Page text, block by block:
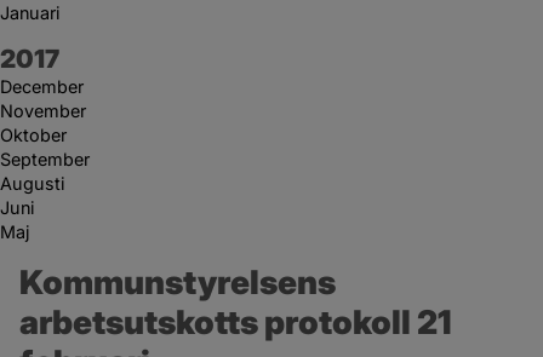
Januari
År:
2017
December
November
Oktober
September
Augusti
Juni
Maj
Kommunstyrelsens
arbetsutskotts protokoll 21